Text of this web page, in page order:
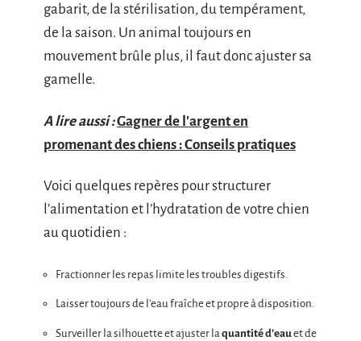
gabarit, de la stérilisation, du tempérament,
de la saison. Un animal toujours en
mouvement brûle plus, il faut donc ajuster sa
gamelle.
A lire aussi :Gagner de l'argent en
promenant des chiens : Conseils pratiques
Voici quelques repères pour structurer
l’alimentation et l’hydratation de votre chien
au quotidien :
Fractionner les repas limite les troubles digestifs.
Laisser toujours de l’eau fraîche et propre à disposition.
Surveiller la silhouette et ajuster la quantité d’eauet de